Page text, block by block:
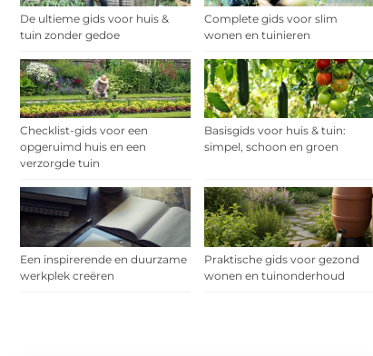
De ultieme gids voor huis &
tuin zonder gedoe
Complete gids voor slim
wonen en tuinieren
Checklist-gids voor een
opgeruimd huis en een
verzorgde tuin
Basisgids voor huis & tuin:
simpel, schoon en groen
Een inspirerende en duurzame
werkplek creëren
Praktische gids voor gezond
wonen en tuinonderhoud